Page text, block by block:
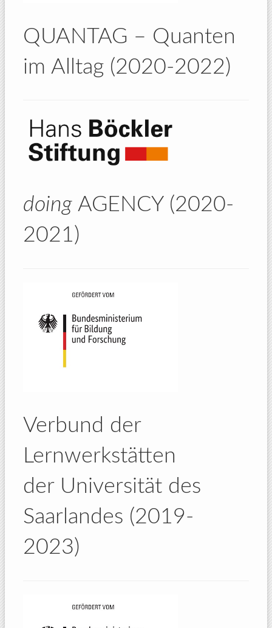
QUANTAG – Quanten
im Alltag (2020-2022)
doing AGENCY (2020-
2021)
Verbund der
Lernwerkstätten
der Universität des
Saarlandes (2019-
2023)